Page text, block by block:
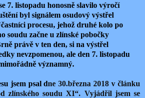
7. listopadu honosně slavilo výročí
byl signálem osudový výstřel
procesu, jehož druhé kolo po
soudu začne u zlínské pobočky
právě v ten den, si na výstřel
nevzpomenou, ale den 7. listopadu
významný.
jsem psal dne 30.března 2018 v článku
zlínského soudu XI“. Vyjádřil jsem se